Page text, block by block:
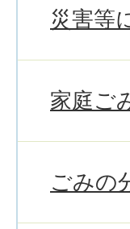
災害等
家庭ご
ごみの